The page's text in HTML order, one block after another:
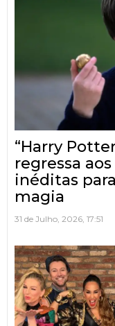
“Harry
regressa
inéditas
magia
31 de Julho, 2026, 17:51